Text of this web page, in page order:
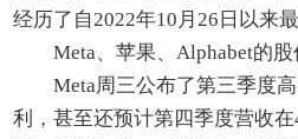
经历了自2022年10月26日以来
Meta、苹果、Alphabet的股
Meta周三公布了第三季度
利，甚至还预计第四季度营收